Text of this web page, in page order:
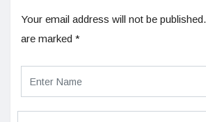
Your email address will not be published.
are marked *